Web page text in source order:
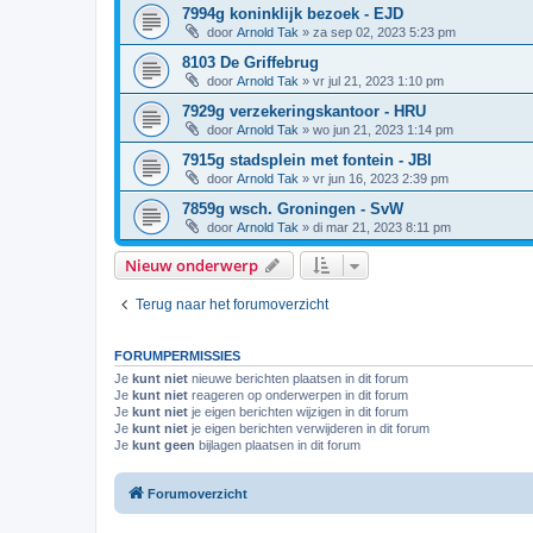
7994g koninklijk bezoek - EJD
door Arnold Tak » za sep 02, 2023 5:23 pm
8103 De Griffebrug
door Arnold Tak » vr jul 21, 2023 1:10 pm
7929g verzekeringskantoor - HRU
door Arnold Tak » wo jun 21, 2023 1:14 pm
7915g stadsplein met fontein - JBI
door Arnold Tak » vr jun 16, 2023 2:39 pm
7859g wsch. Groningen - SvW
door Arnold Tak » di mar 21, 2023 8:11 pm
Nieuw onderwerp
Terug naar het forumoverzicht
FORUMPERMISSIES
Je kunt niet nieuwe berichten plaatsen in dit forum
Je kunt niet reageren op onderwerpen in dit forum
Je kunt niet je eigen berichten wijzigen in dit forum
Je kunt niet je eigen berichten verwijderen in dit forum
Je kunt geen bijlagen plaatsen in dit forum
Forumoverzicht